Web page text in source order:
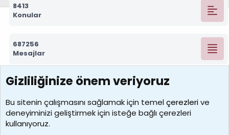
8413
Konular
687256
Mesajlar
7388
Kullanıcılar
borabekirogluu
Son üye
Gizliliğinize önem veriyoruz
Bu sitenin çalışmasını sağlamak için temelçerezlerive
deneyiminizi geliştirmek için isteğe bağlı çerezleri
kullanıyoruz.